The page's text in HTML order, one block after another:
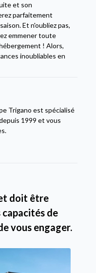
et son
parfaitement
Et n'oubliez pas,
emmener toute
! Alors,
inoubliables en
Trigano est spécialisé
1999 et vous
doit être
de
vous engager.